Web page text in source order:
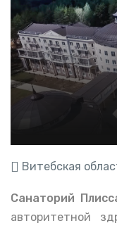
Витебская
Санаторий
авторитетной